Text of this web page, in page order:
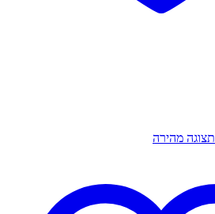
תצוגה מהירה